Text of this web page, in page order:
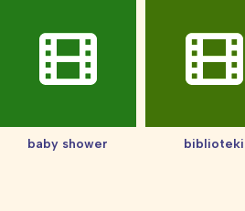
baby shower biblioteki